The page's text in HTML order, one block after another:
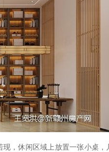
，休闲区域上放置一张小桌，